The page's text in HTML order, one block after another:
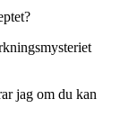
jag om du kan